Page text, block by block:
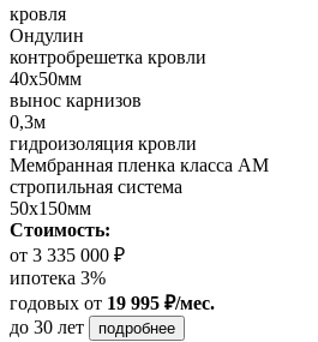
кровля
Ондулин
контробрешетка кровли
40х50мм
вынос карнизов
0,3м
гидроизоляция кровли
Мембранная пленка класса АМ
стропильная система
50х150мм
Стоимость:
от 3 335 000 ₽
ипотека 3%
годовых от 19 995 ₽/мес.
до 30 лет
подробнее